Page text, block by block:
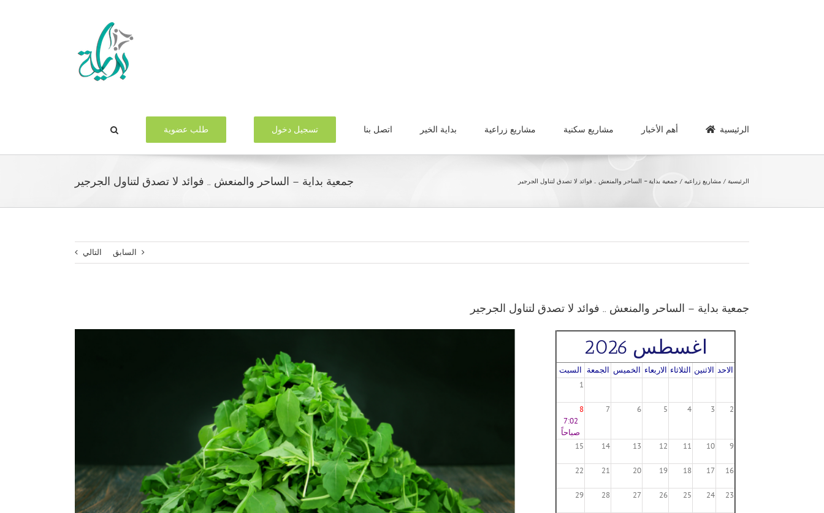
الرئيسية أهم الأخبار مشاريع سكنية مشاريع زراعية بداية الخير اتصل بنا تسجيل دخول طلب عضوية
جمعية بداية – الساحر والمنعش .. فوائد لا تصدق لتناول الجرجير الرئيسية مشاريع زراعيه جمعية بداية – الساحر والمنعش .. فوائد لا تصدق لتناول الجرجير
السابق التالي
جمعية بداية – الساحر والمنعش .. فوائد لا تصدق لتناول الجرجير
اغسطس 2026
الاحد الاثنين الثلاثاء الاربعاء الخميس الجمعة السبت
1
2
3
4
5
6
7
8
7:02
صباحاً
9
10
11
12
13
14
15
16
17
18
19
20
21
22
23
24
25
26
27
28
29